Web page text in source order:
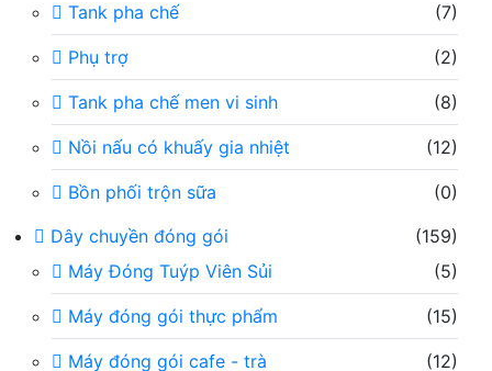
Tank pha chế (7)
Phụ trợ (2)
Tank pha chế men vi sinh (8)
Nồi nấu có khuấy gia nhiệt (12)
Bồn phối trộn sữa
(0)
Dây chuyền đóng gói
(159)
Máy Đóng Tuýp Viên Sủi
(5)
Máy đóng gói thực phẩm (15)
Máy đóng gói cafe - trà (12)